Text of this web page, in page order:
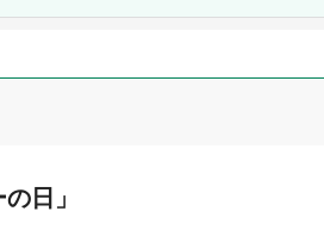
日」